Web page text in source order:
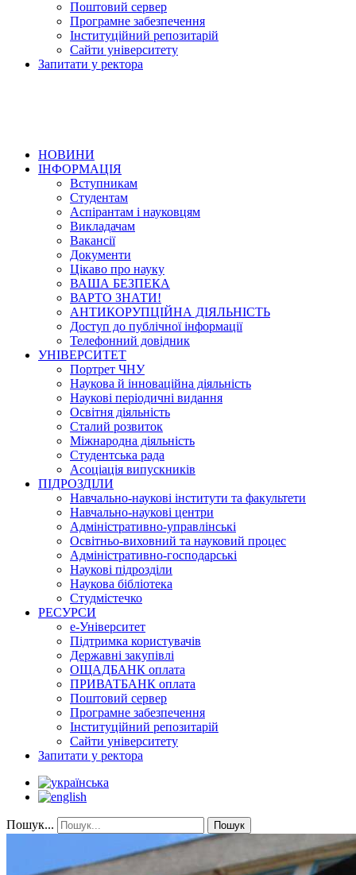
Поштовий сервер
Програмне забезпечення
Інституційний репозитарій
Сайти університету
Запитати у ректора
НОВИНИ
ІНФОРМАЦІЯ
Вступникам
Студентам
Аспірантам і науковцям
Викладачам
Вакансії
Документи
Цікаво про науку
ВАША БЕЗПЕКА
ВАРТО ЗНАТИ!
АНТИКОРУПЦІЙНА ДІЯЛЬНІСТЬ
Доступ до публічної інформації
Телефонний довідник
УНІВЕРСИТЕТ
Портрет ЧНУ
Наукова й інноваційна діяльність
Наукові періодичні видання
Освітня діяльність
Сталий розвиток
Міжнародна діяльність
Студентська рада
Асоціація випускників
ПІДРОЗДІЛИ
Навчально-наукові інститути та факультети
Навчально-наукові центри
Адміністративно-управлінські
Освітньо-виховний та науковий процес
Адміністративно-господарські
Наукові підрозділи
Наукова бібліотека
Студмістечко
РЕСУРСИ
е-Університет
Підтримка користувачів
Державні закупівлі
ОЩАДБАНК оплата
ПРИВАТБАНК оплата
Поштовий сервер
Програмне забезпечення
Інституційний репозитарій
Сайти університету
Запитати у ректора
Пошук... Пошук